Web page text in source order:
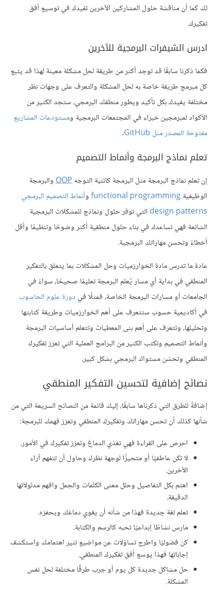
لك كما أن مناقشة حلول المشاركين الآخرين تفيدك في توسيع أفق
تفكيرك.
ادرس الشيفرات البرمجية للآخرين
فكما ذكرنا سابقًا قد توجد أكثر من طريقة لحل مشكلة معينة لهذا قد يتبع
كل مبرمج طريقة خاصة به لحل المشكلة والتعرف على وجهات نظر
مختلفة يفيدك بكل تأكيد ويطور منطقك البرمجي، ستجد الكثير من
الأكواد لمبرمجين خبراء في المجتمعات البرمجية ومستودعات المشاريع
مفتوحة المصدر مثل GitHub
.
تعلم نماذج البرمجة وأنماط التصميم
إن تعلم نماذج البرمجة مثل البرمجة كائنية التوجه OOPوالبرمجة
الوظيفيةfunctional programmingوأنماط التصميم البرمجي
design patterns التي توفر حلول ونماذج للمشكلات البرمجية
الشائعة فهي تساعدك في بناء حلول منطقية أكثر وضوحًا وتنظيمًا وأقل
أخطاءً وتحسن مهاراتك البرمجية.
عادة ما تدرس مادة الخوارزميات وحل المشكلات بما يتعلق بالتفكير
المنطقي في بداية أي مسار يُعلم البرمجة تعليمًا صحيحًا، سواءً في
الجامعات أو مسارات البرمجة الخاصة، فمثلًا في دورة علوم الحاسوب
في أكاديمية حسوب ستتعرف على أهم الخوارزميات وطريقة كتابتها
وتحليلها، وتتعرف على أهم بنى المعطيات وتتعلم أساسيات البرمجة
وأنماط التصميم وتكتب الكثير من البرامج العملية التي تعزز تفكيرك
المنطقي وتحسّن مستواك البرمجي بشكل كبير.
نصائح إضافية لتحسين التفكير المنطقي
إضافةً للطرق التي ذكرناها سابقًا، إليك قائمة من النصائح السريعة التي من
شأنها كذلك أن تحسن مهاراتك وتفكيرك المنطقي وتعزز فهمك للبرمجة:
احرص على القراءة فهي تغذي الدماغ وتعزز تفكيرك في الأمور.
لا تكن عاطفيًا أو متحيزًا لوجهة نظرك وحاول أن تتفهم آراء
الآخرين.
اهتم بكل التفاصيل وحلل معنى الكلمات والجمل وافهم مدلولاتها
الدقيقة.
تعلم لغة جديدة فهذا من شأنه أن يقوي دماغك ويحفزه.
مارس نشاطًا إبداعيًا تحبه كالرسم والكتابة.
كن فضوليًا واطرح تساؤلات عن مواضيع تثير اهتمامك واستكشف
إجاباتها فهذا يوسع أفق تفكيرك المنطقي.
حل مشاكل جديدة كل يوم أو جرب طرقًا مختلفة لحل نفس
المشكلة.